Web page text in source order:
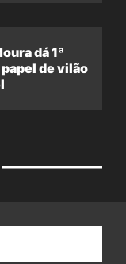
dá 1ª
de vilão